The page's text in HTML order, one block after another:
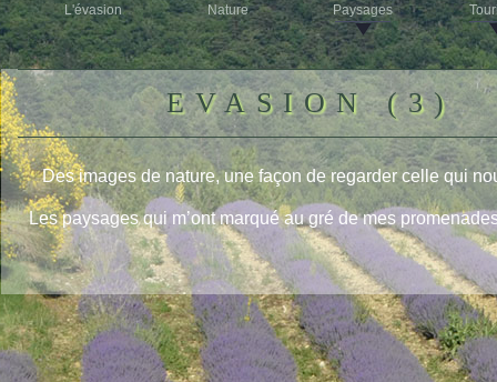
L'évasion Nature Paysages
EVASION (3)
Des images de nature, une façon de regarder celle qui
Les paysages qui m’ont marqué au gré de mes